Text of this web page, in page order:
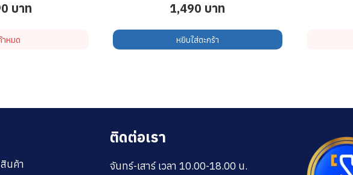
บาท
หมด
1,490 บาท
หยิบใส่ตะกร้า
นค้า
ติดต่อเรา
จันทร์-เสาร์ เวลา 10.00-18.00 น.